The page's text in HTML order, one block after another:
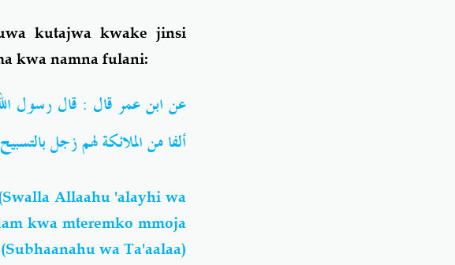
kutajwa kwake jinsi
kwa namna fulani:
عن ابن عمر قال : قال رسول
ألفا من الملائكة لهم زجل
Allaahu 'alayhi wa
kwa mteremko mmoja
wa Ta'aalaa)